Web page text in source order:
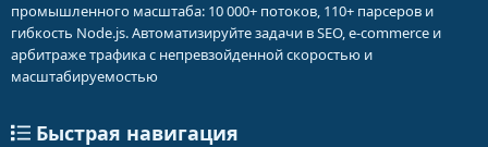
промышленного масштаба: 10 000+ потоков, 110+ парсеров и
гибкость Node.js. Автоматизируйте задачи в SEO, e-commerce и
арбитраже трафика с непревзойденной скоростью и
масштабируемостью
Быстрая навигация